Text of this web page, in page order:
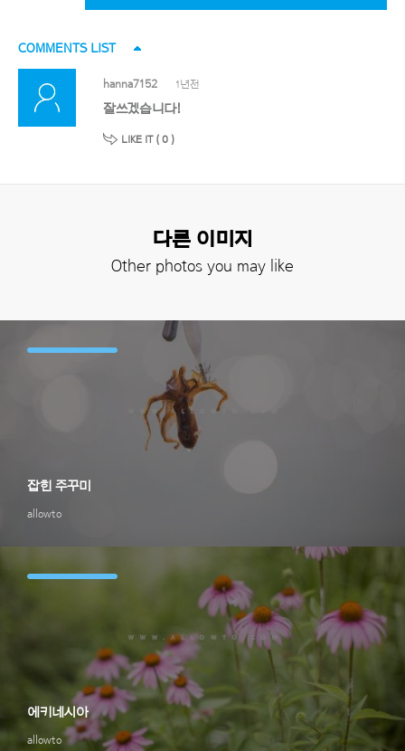
COMMENTS LIST
hanna7152 1년전
잘쓰겠습니다!
LIKE IT ( 0 )
다른 이미지
Other photos you may like
allowto
잡힌 주꾸미
allowto
에키네시아